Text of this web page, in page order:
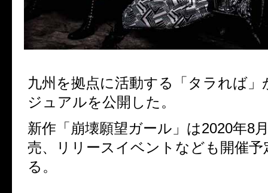
九州を拠点に活動する「タラれば
ジュアルを公開した。
新作「崩壊願望ガール」は2020年8
売、リリースイベントなども開催
る。